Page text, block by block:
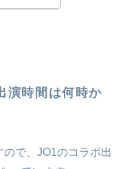
演時間は何時か
で、JO1のコラボ出